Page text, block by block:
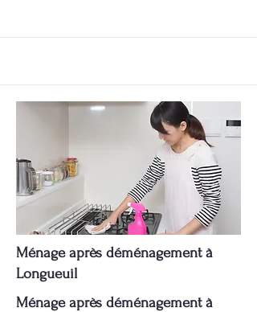
Ménage après déménagement à
Longueuil
Ménage après déménagement à